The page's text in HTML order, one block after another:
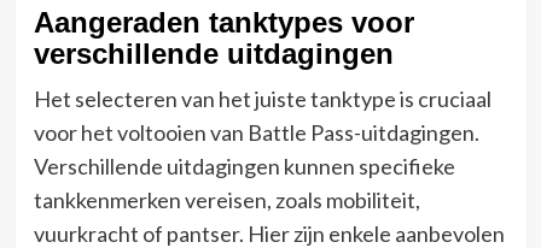
Aangeraden tanktypes voor
verschillende uitdagingen
Het selecteren van het juiste tanktype is cruciaal
voor het voltooien van Battle Pass-uitdagingen.
Verschillende uitdagingen kunnen specifieke
tankkenmerken vereisen, zoals mobiliteit,
vuurkracht of pantser. Hier zijn enkele aanbevolen